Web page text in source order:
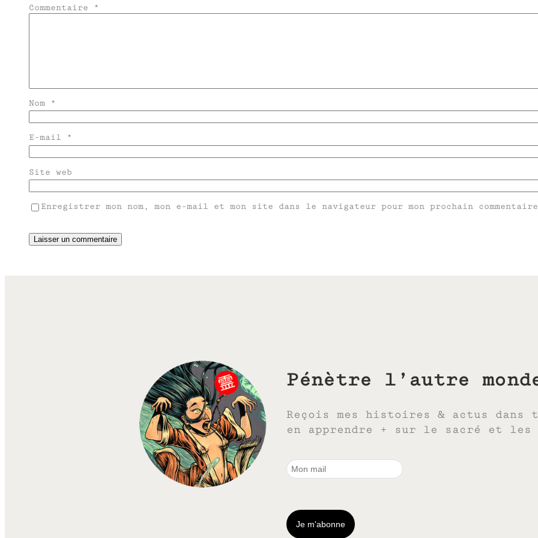
Commentaire *
Nom *
E-mail *
Site web
Enregistrer mon nom, mon e-mail et mon site dans le navigateur pour mon prochain
Pénètre l’autre
Reçois mes histoires & actus
en apprendre + sur le sacré et les